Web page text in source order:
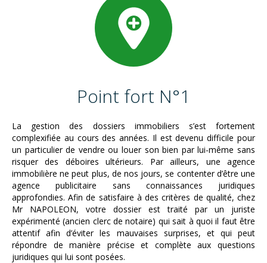
Point fort N°1
La gestion des dossiers immobiliers s’est fortement
complexifiée au cours des années. Il est devenu difficile pour
un particulier de vendre ou louer son bien par lui-même sans
risquer des déboires ultérieurs. Par ailleurs, une agence
immobilière ne peut plus, de nos jours, se contenter d’être une
agence publicitaire sans connaissances juridiques
approfondies. Afin de satisfaire à des critères de qualité, chez
Mr NAPOLEON, votre dossier est traité par un juriste
expérimenté (ancien clerc de notaire) qui sait à quoi il faut être
attentif afin d’éviter les mauvaises surprises, et qui peut
répondre de manière précise et complète aux questions
juridiques qui lui sont posées.